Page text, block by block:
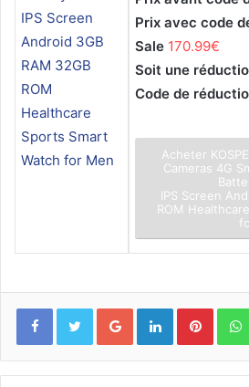
Prix avec code
Sale 170.99€
Soit une
Code de
Acheter
Cameras 4G
IPS Screen
ROM
FacebookTwitterGoogle+Linkedin